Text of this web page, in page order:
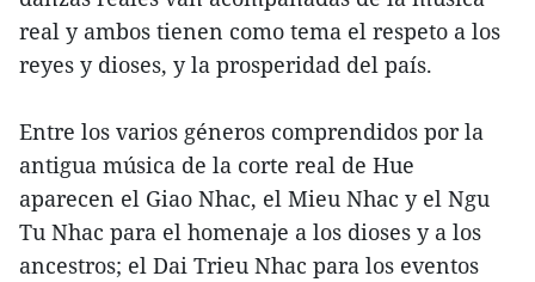
real y ambos tienen como tema el respeto a los
reyes y dioses, y la prosperidad del país.
Entre los varios géneros comprendidos por la
antigua música de la corte real de Hue
aparecen el Giao Nhac, el Mieu Nhac y el Ngu
Tu Nhac para el homenaje a los dioses y a los
ancestros; el Dai Trieu Nhac para los eventos